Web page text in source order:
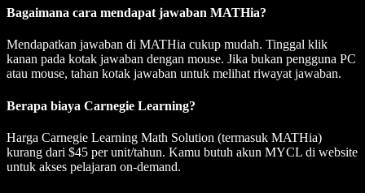
Bagaimana cara mendapat jawaban MATHia?
Mendapatkan jawaban di MATHia cukup mudah. Tinggal klik
kanan pada kotak jawaban dengan mouse. Jika bukan pengguna PC
atau mouse, tahan kotak jawaban untuk melihat riwayat jawaban.
Berapa biaya Carnegie Learning?
Harga Carnegie Learning Math Solution (termasuk MATHia)
kurang dari $45 per unit/tahun. Kamu butuh akun MYCL di website
untuk akses pelajaran on-demand.